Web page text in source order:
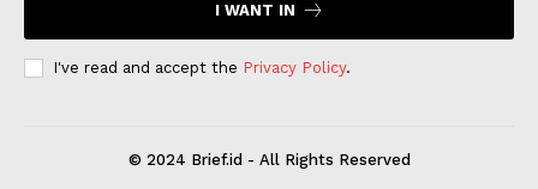
I WANT IN
I've read and accept the Privacy Policy.
© 2024 Brief.id - All Rights Reserved